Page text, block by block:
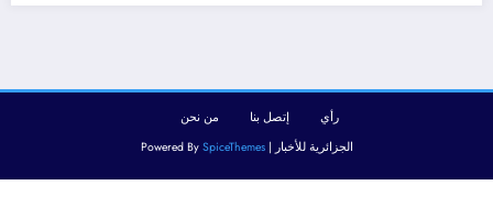
رأي إتصل بنا
من نحن
الجزائرية للأخبار | Powered BySpiceThemes